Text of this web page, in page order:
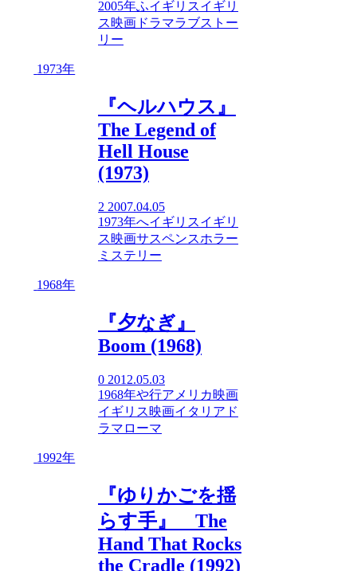
2005年ふイギリスイギリ
ス映画 ドラマラブストー
リー
1973年
『ヘルハウス』
The Legend of
Hell House
(1973)
2 2007.04.05
1973年へイギリスイギリ
ス映画サスペンスホラー
ミステリー
1968年
『夕なぎ』
Boom (1968)
0 2012.05.03
1968年や行アメリカ映画
イギリス映画イタリア ド
ラマ ローマ
1992年
『ゆりかごを揺
らす手』 The
Hand That Rocks
the Cradle (1992)